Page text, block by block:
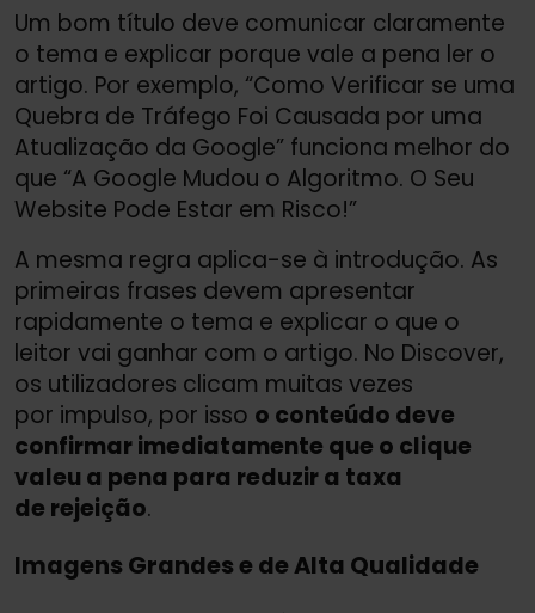
Um bom título deve comunicar claramente
o tema e explicar porque vale a pena ler o
artigo. Por exemplo, “Como Verificar se uma
Quebra de Tráfego Foi Causada por uma
Atualização da Google” funciona melhor do
que “A Google Mudou o Algoritmo. O Seu
Website Pode Estar em Risco!”
A mesma regra aplica-se à introdução. As
primeiras frases devem apresentar
rapidamente o tema e explicar o que o
leitor vai ganhar com o artigo. No Discover,
os utilizadores clicam muitas vezes
por impulso, por isso o conteúdo deve
confirmar imediatamente que o clique
valeu a pena para reduzir a taxa
de rejeição.
Imagens Grandes e de Alta Qualidade